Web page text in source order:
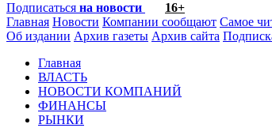
Подписаться на новости
16+
Главная Новости Компании сообщают Самое
Об издании Архив газеты Архив сайта
Главная
ВЛАСТЬ
НОВОСТИ КОМПАНИЙ
ФИНАНСЫ
РЫНКИ